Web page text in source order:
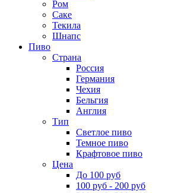
Ром
Саке
Текила
Шнапс
Пиво
Страна
Россия
Германия
Чехия
Бельгия
Англия
Тип
Светлое пиво
Темное пиво
Крафтовое пиво
Цена
До 100 руб
100 руб - 200 руб